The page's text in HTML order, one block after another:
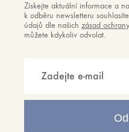
Získejte aktuální informace a
k odběru newsletteru
údajů dle našich zásad
můžete kdykoliv odvolat.